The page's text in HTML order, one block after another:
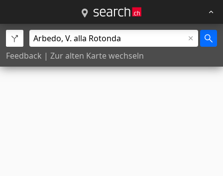
Feedback | Zur alten Karte wechseln